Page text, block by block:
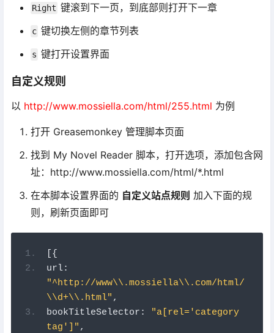
Right 键滚到下一页，到底部则打开下一章
c 键切换左侧的章节列表
s 键打开设置界面
自定义规则
以 http://www.mossiella.com/html/255.html 为例
打开 Greasemonkey 管理脚本页面
找到 My Novel Reader 脚本，打开选项，添加包含网
址：http://www.mossiella.com/html/*.html
在本脚本设置界面的 自定义站点规则 加入下面的规
则，刷新页面即可
[{
url:
"^http://www\\.mossiella\\.com/html/
\\d+\\.html" ,
bookTitleSelector :
"a[rel='category
tag']" ,